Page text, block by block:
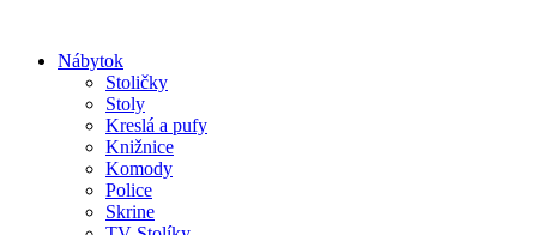
obsah
Nábytok
Stoličky
Stoly
Kreslá a pufy
Knižnice
Komody
Police
Skrine